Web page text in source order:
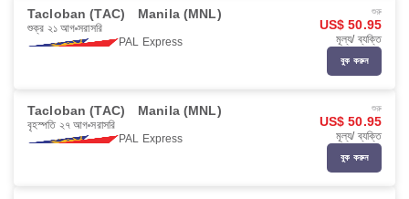
Tacloban (TAC) Manila (MNL)
শুক্র ২১ আগ সরাসরি
PAL Express
শুরু
US$ 50.95
মূল্য/ ব্যক্তি
বুক করুন
Tacloban (TAC) Manila (MNL)
বৃহস্পতি ২৭ আগ সরাসরি
PAL Express
শুরু
US$ 50.95
মূল্য/ ব্যক্তি
বুক করুন